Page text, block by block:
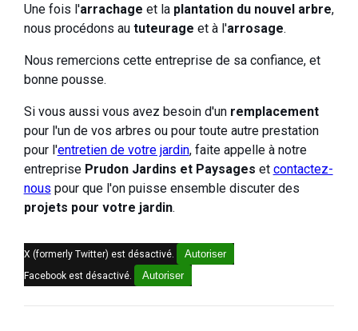
Une fois l'arrachage et la plantation du nouvel arbre,
nous procédons au tuteurage et à l'arrosage.
Nous remercions cette entreprise de sa confiance, et
bonne pousse.
Si vous aussi vous avez besoin d'un remplacement
pour l'un de vos arbres ou pour toute autre prestation
pour l'entretien de votre jardin, faite appelle à notre
entreprise Prudon Jardins et Paysages et contactez-
nous pour que l'on puisse ensemble discuter des
projets pour votre jardin.
X (formerly Twitter) est désactivé. Autoriser
Facebook est désactivé. Autoriser